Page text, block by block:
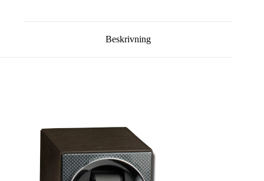
Beskrivning